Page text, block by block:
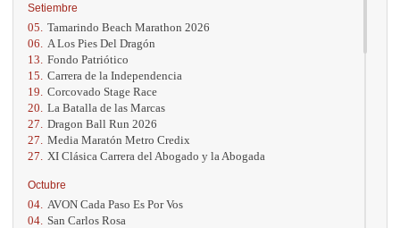
Setiembre
05. Tamarindo Beach Marathon 2026
06.
A Los Pies Del Dragón
13. Fondo Patriótico
15. Carrera de la Independencia
19. Corcovado Stage Race
20. La Batalla de las Marcas
27. Dragon Ball Run 2026
27. Media Maratón Metro Credix
27.
XI Clásica Carrera del Abogado y la Abogada
Octubre
04. AVON Cada Paso Es Por Vos
04. San Carlos Rosa